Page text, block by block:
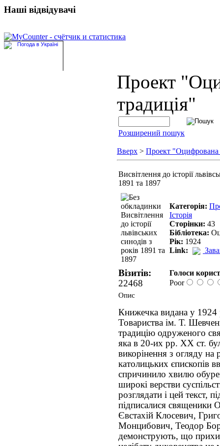
Наші відвідувачі
Проект
традиція"
Розширений пошук
Вверх > Проект
Висвітлення до історії
1891 та 1897
Категорія:
Історія
Сторінки: 43
Бібліотека:
Рік: 1924
Link:
Візитів:
22468
Голоси
Poor
Опис
Книжечка видана у 1924
Товариства ім. Т.
традицію одруженого
яка в 20-их рр. ХХ ст.
викорінення з огляду на
католицьких єпископів
спричинило хвилю
широкі верстви
розглядати і цей текст,
підписалися священики
Євстахій Клосевич,
Монцибович, Теодор
демонструють, що